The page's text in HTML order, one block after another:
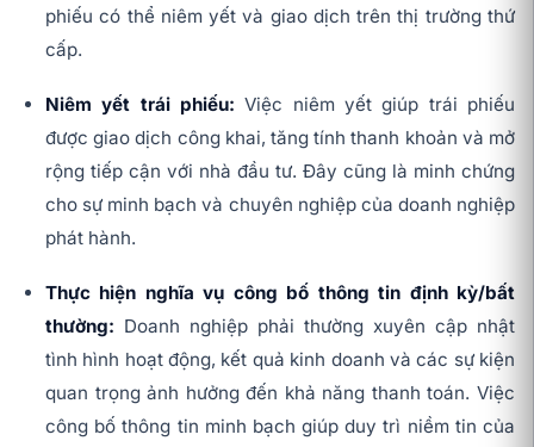
phiếu có thể niêm yết và giao dịch trên thị trường thứ
cấp.
Niêm yết trái phiếu:Việc niêm yết giúp trái phiếu
được giao dịch công khai, tăng tính thanh khoản và mở
rộng tiếp cận với nhà đầu tư. Đây cũng là minh chứng
cho sự minh bạch và chuyên nghiệp của doanh nghiệp
phát hành.
Thực hiện nghĩa vụ công bố thông tin định kỳ/bất
thường: Doanh nghiệp phải thường xuyên cập nhật
tình hình hoạt động, kết quả kinh doanh và các sự kiện
quan trọng ảnh hưởng đến khả năng thanh toán. Việc
công bố thông tin minh bạch giúp duy trì niềm tin của